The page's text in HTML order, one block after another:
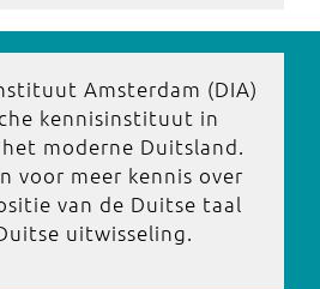
Amsterdam (DIA)
kennisinstituut in
moderne Duitsland.
voor meer kennis over
van de Duitse taal
uitwisseling.